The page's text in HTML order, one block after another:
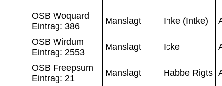
OSB Woquard
Eintrag: 386
Manslagt Inke (Intke)
OSB Wirdum
Eintrag: 2553
Manslagt Icke
OSB Freepsum
Eintrag: 21
Manslagt Habbe Rigts